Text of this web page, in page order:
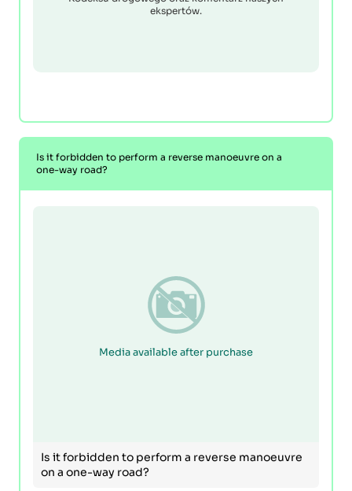
ekspertów.
Is it forbidden to perform a reverse manoeuvre on a
one-way road?
Media available after purchase
Is it forbidden to perform a reverse manoeuvre
on a one-way road?